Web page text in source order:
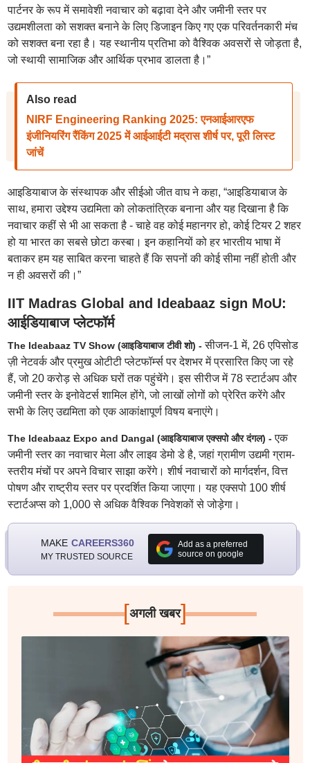
पार्टनर के रूप में समावेशी नवाचार को बढ़ावा देने और जमीनी स्तर पर
उद्यमशीलता को सशक्त बनाने के लिए डिजाइन किए गए एक परिवर्तनकारी मंच
को सशक्त बना रहा है। यह स्थानीय प्रतिभा को वैश्विक अवसरों से जोड़ता है,
जो स्थायी सामाजिक और आर्थिक प्रभाव डालता है।”
Also read
NIRF Engineering Ranking 2025: एनआईआरएफ
इंजीनियरिंग रैंकिंग 2025 में आईआईटी मद्रास शीर्ष पर, पूरी लिस्ट
जांचें
आइडियाबाज के संस्थापक और सीईओ जीत वाघ ने कहा, “आइडियाबाज के
साथ, हमारा उद्देश्य उद्यमिता को लोकतांत्रिक बनाना और यह दिखाना है कि
नवाचार कहीं से भी आ सकता है - चाहे वह कोई महानगर हो, कोई टियर 2 शहर
हो या भारत का सबसे छोटा कस्बा। इन कहानियों को हर भारतीय भाषा में
बताकर हम यह साबित करना चाहते हैं कि सपनों की कोई सीमा नहीं होती और
न ही अवसरों की।”
IIT Madras Global and Ideabaaz sign MoU:
आईडियाबाज प्लेटफॉर्म
The Ideabaaz TV Show (आइडियाबाज टीवी शो) -सीजन-1 में, 26 एपिसोड
ज़ी नेटवर्क और प्रमुख ओटीटी प्लेटफॉर्म्स पर देशभर में प्रसारित किए जा रहे
हैं, जो 20 करोड़ से अधिक घरों तक पहुंचेंगे। इस सीरीज में 78 स्टार्टअप और
जमीनी स्तर के इनोवेटर्स शामिल होंगे, जो लाखों लोगों को प्रेरित करेंगे और
सभी के लिए उद्यमिता को एक आकांक्षापूर्ण विषय बनाएंगे।
The Ideabaaz Expo and Dangal (आइडियाबाज एक्सपो और दंगल) -एक
जमीनी स्तर का नवाचार मेला और लाइव डेमो डे है, जहां ग्रामीण उद्यमी ग्राम-
स्तरीय मंचों पर अपने विचार साझा करेंगे। शीर्ष नवाचारों को मार्गदर्शन, वित्त
पोषण और राष्ट्रीय स्तर पर प्रदर्शित किया जाएगा। यह एक्सपो 100 शीर्ष
स्टार्टअप्स को 1,000 से अधिक वैश्विक निवेशकों से जोड़ेगा।
MAKE CAREERS360
MY TRUSTED SOURCE
Add as a preferred
source on google
[अगली खबर]